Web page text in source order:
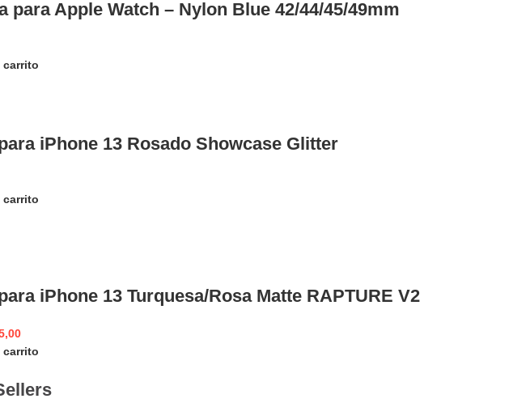
para Apple Watch – Nylon Blue 42/44/45/49mm
carrito
iPhone 13 Rosado Showcase Glitter
carrito
iPhone 13 Turquesa/Rosa Matte RAPTURE V2
carrito